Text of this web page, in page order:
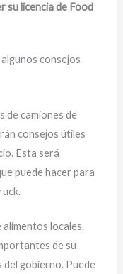
su licencia de Food
consejos
de camiones de
consejos útiles
Esta será
puede hacer para
alimentos locales.
de su
del gobierno. Puede